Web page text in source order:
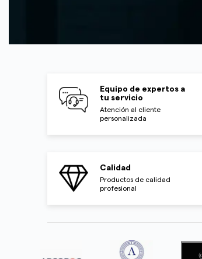
Equipo de expertos a
tu servicio
Atención al cliente
personalizada
Calidad
Productos de calidad
profesional